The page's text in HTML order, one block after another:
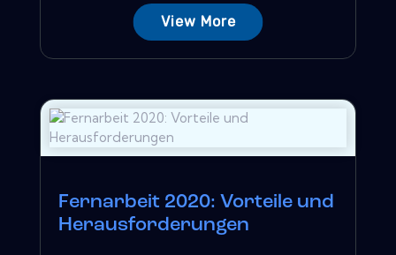
View More
Fernarbeit 2020: Vorteile und
Herausforderungen